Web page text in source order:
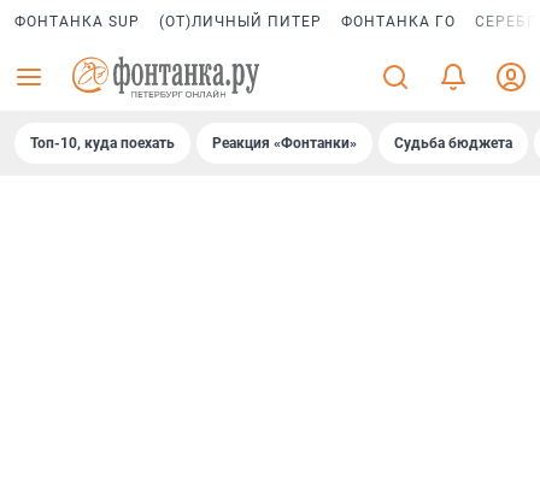
ФОНТАНКА SUP (ОТ)ЛИЧНЫЙ ПИТЕР ФОНТАНКА ГО
Топ-10, куда поехать Реакция «Фонтанки» Судьба бюджета